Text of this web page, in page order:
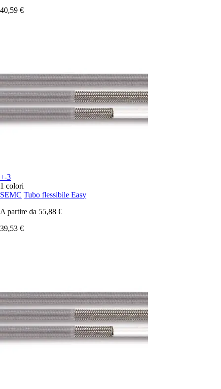
40,59 €
+-3
1 colori
SEMC Tubo flessibile Easy
A partire da 55,88 €
39,53 €